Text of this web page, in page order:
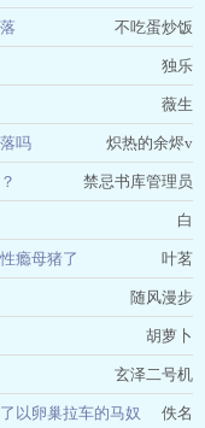
不吃蛋炒饭
独乐
薇生
吗 炽热的余烬v
禁忌书库管理员
白
瘾母猪了 叶茗
随风漫步
胡萝卜
玄泽二号机
以卵巢拉车的马奴 佚名